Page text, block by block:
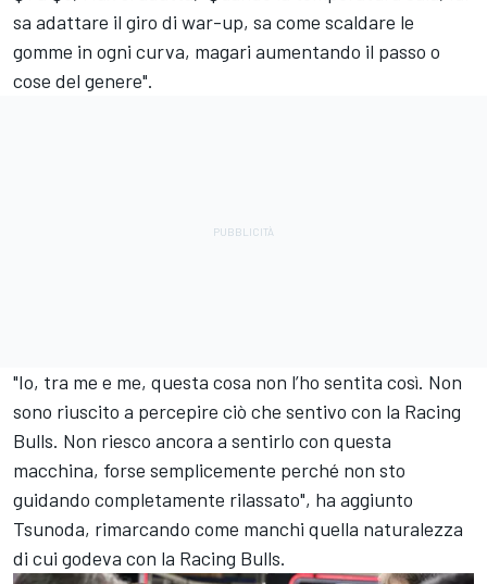
sa adattare il giro di war-up, sa come scaldare le
gomme in ogni curva, magari aumentando il passo o
cose del genere".
"Io, tra me e me, questa cosa non l’ho sentita così. Non
sono riuscito a percepire ciò che sentivo con la Racing
Bulls. Non riesco ancora a sentirlo con questa
macchina, forse semplicemente perché non sto
guidando completamente rilassato", ha aggiunto
Tsunoda, rimarcando come manchi quella naturalezza
di cui godeva con la Racing Bulls.